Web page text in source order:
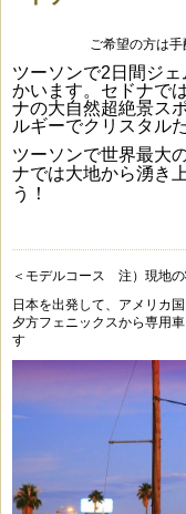
ご希望の方は
ツーソンで2日間ジ
かいます。 セドナで
ナの大自然超絶景ス
ルギーでクリスタル
ツーソンで世界最大
ナでは大地から湧き
う！
＜モデルコース 注）現地の
日本を出発して、アメリカ
夕方フェニックスから専用
す